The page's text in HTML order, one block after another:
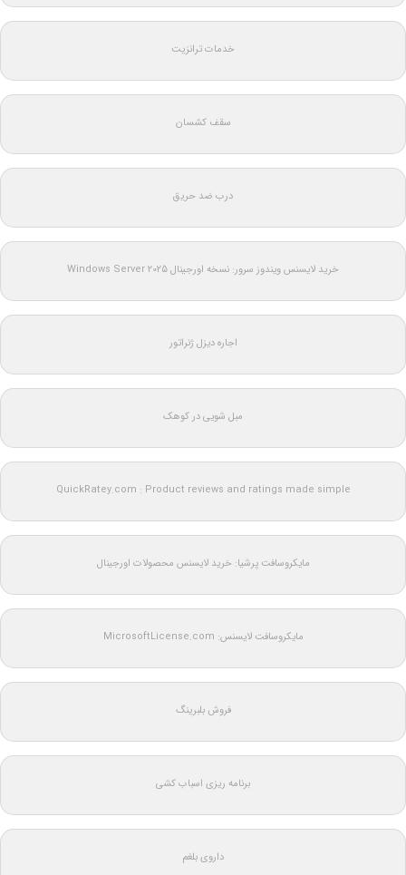
خدمات ترانزیت
سقف کشسان
درب ضد حریق
خرید لایسنس ویندوز سرور: نسخه اورجینال Windows Server 2025
اجاره دیزل ژنراتور
مبل شویی در کوهک
QuickRatey.com : Product reviews and ratings made simple
مایکروسافت پرشیا: خرید لایسنس محصولات اورجینال
مایکروسافت لایسنس: MicrosoftLicense.com
فروش بلبرینگ
برنامه ریزی اسباب کشی
داروی بلغم